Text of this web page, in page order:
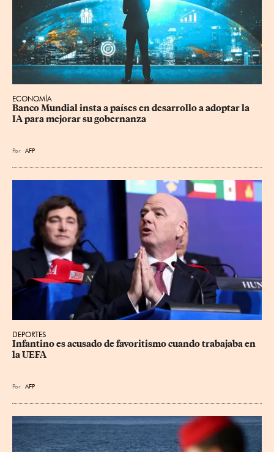
ECONOMÍA
Banco Mundial insta a países en desarrollo a adoptar la
IA para mejorar su gobernanza
Por AFP
DEPORTES
Infantino es acusado de favoritismo cuando trabajaba en
la UEFA
Por AFP